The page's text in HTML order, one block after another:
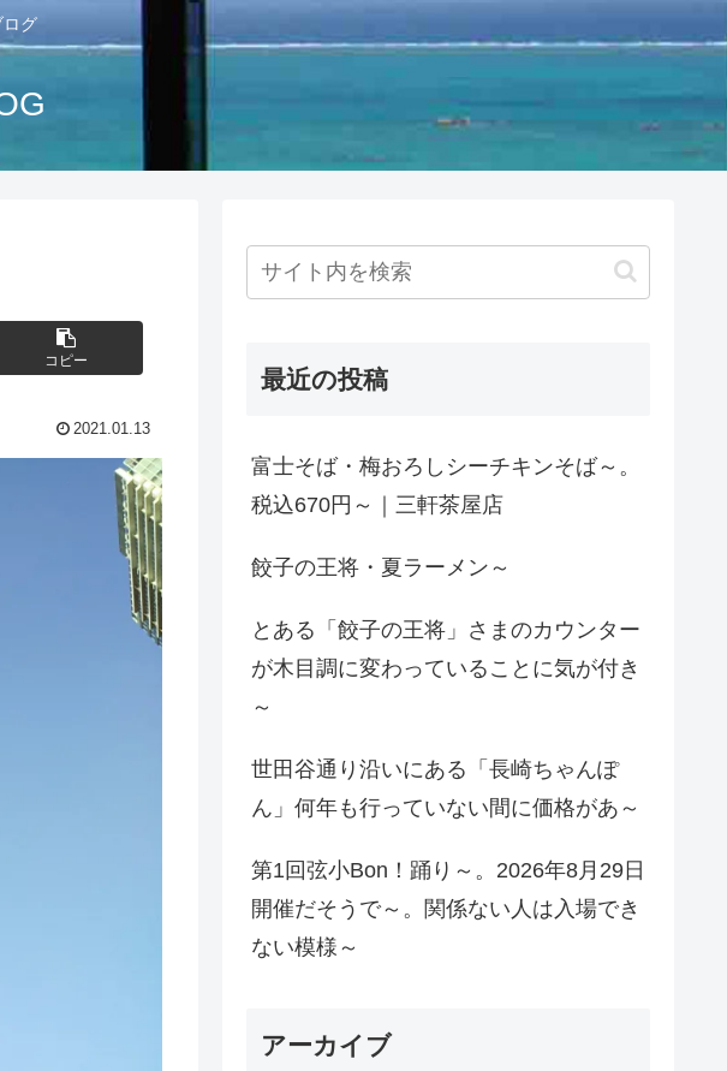
ログ
コピー
2021.01.13
最近の投稿
富士そば・梅おろしシーチキンそば～。
税込670円～｜三軒茶屋店
餃子の王将・夏ラーメン～
とある「餃子の王将」さまのカウンター
が木目調に変わっていることに気が付き
～
世田谷通り沿いにある「長崎ちゃんぽ
ん」何年も行っていない間に価格があ～
第1回弦小Bon！踊り～。2026年8月29日
開催だそうで～。関係ない人は入場でき
ない模様～
アーカイブ